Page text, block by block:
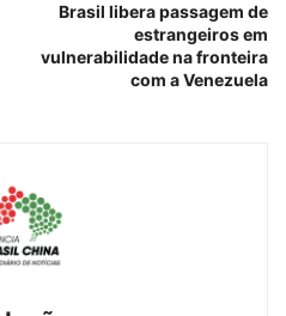
Brasil libera passagem de
estrangeiros em
vulnerabilidade na fronteira
com a Venezuela